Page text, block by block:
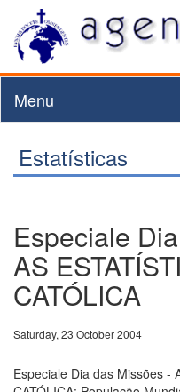
Menu
Estatísticas
Especiale
AS
CATÓLICA
Saturday, 23 October 2004
Especiale Dia das Missões -